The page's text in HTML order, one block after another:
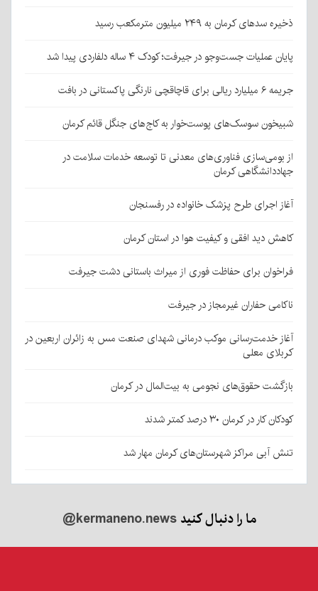
ذخیره سدهای کرمان به ۲۴۹ میلیون مترمکعب رسید
پایان عملیات جست‌وجو در جیرفت؛ کودک ۴ ساله دلفاردی پیدا شد
جریمه ۶ میلیارد ریالی برای قاچاقچی نارنگی پاکستانی در بافت
شبیخون سوسک‌های پوست‌خوار به کاج‌های جنگل قائم کرمان
از بومی‌سازی فناوری‌های معدنی تا توسعه خدمات سلامت در
جهاددانشگاهی کرمان
آغاز اجرای طرح پزشک خانواده در رفسنجان
کاهش دید افقی و کیفیت هوا در استان کرمان
فراخوان برای حفاظت فوری از میراث باستانی دشت جیرفت
ناکامی حفاران غیرمجاز در جیرفت
آغاز خدمت‌رسانی موکب درمانی شهدای صنعت مس به زائران اربعین در
کربلای معلی
بازگشت حقوق‌های نجومی به بیت‌المال در کرمان
کودکان کار در کرمان ۳۰ درصد کمتر شدند
تنش آبی مراکز شهرستان‌های کرمان مهار شد
ما را دنبال کنید@kermaneno.news